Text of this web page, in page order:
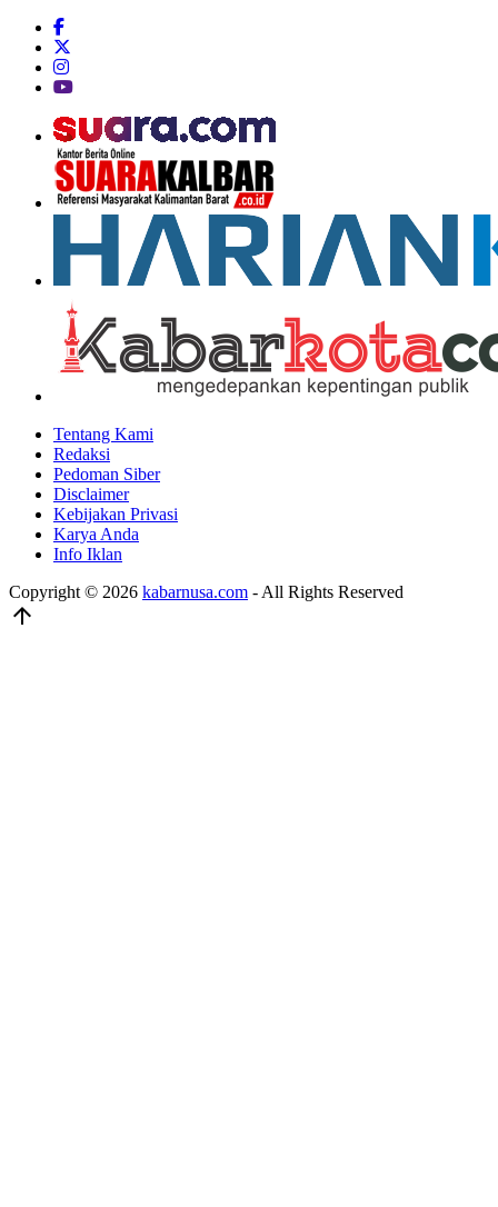
Tentang Kami
Redaksi
Pedoman Siber
Disclaimer
Kebijakan Privasi
Karya Anda
Info Iklan
Copyright © 2026 kabarnusa.com - All Rights Reserved
arrow_upward